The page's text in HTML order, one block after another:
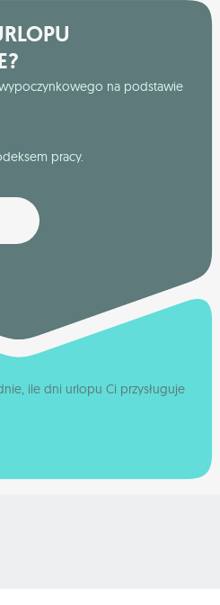
na podstawie
pracy.
ile dni urlopu Ci przysługuje